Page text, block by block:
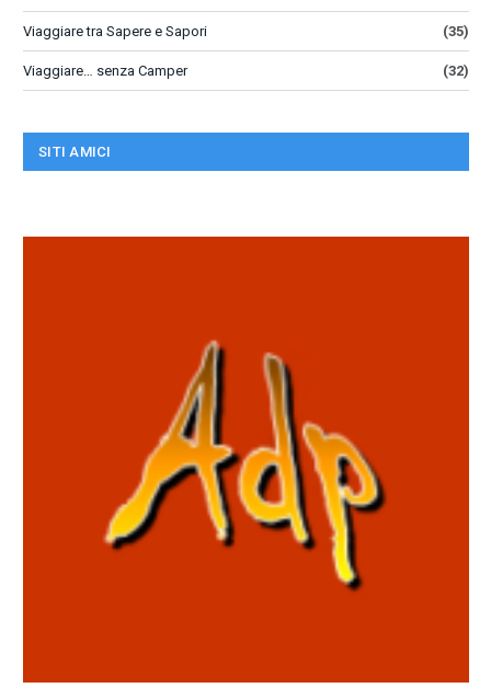
Viaggiare tra Sapere e Sapori (35)
Viaggiare… senza Camper (32)
SITI AMICI